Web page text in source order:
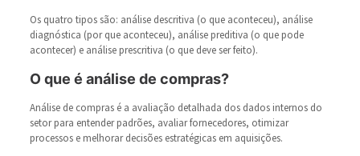
Os quatro tipos são: análise descritiva (o que aconteceu), análise
diagnóstica (por que aconteceu), análise preditiva (o que pode
acontecer) e análise prescritiva (o que deve ser feito).
O que é análise de compras?
Análise de compras é a avaliação detalhada dos dados internos do
setor para entender padrões, avaliar fornecedores, otimizar
processos e melhorar decisões estratégicas em aquisições.